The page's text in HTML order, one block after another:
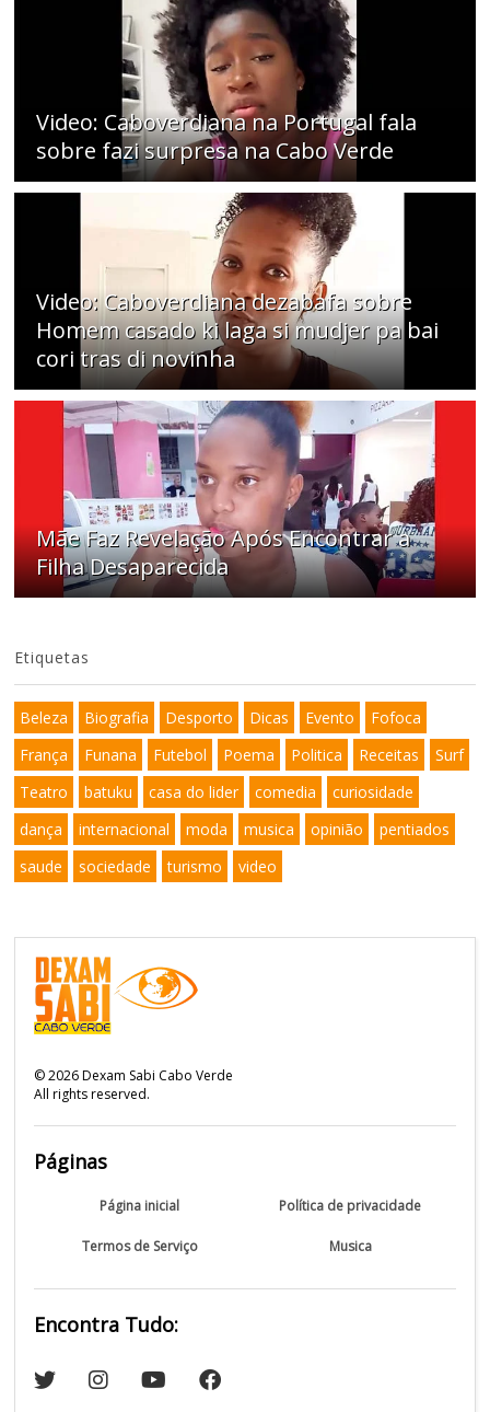
Video: Caboverdiana na Portugal fala
sobre fazi surpresa na Cabo Verde
Video: Caboverdiana dezabafa sobre
Homem casado ki laga si mudjer pa bai
cori tras di novinha
Mãe Faz Revelação Após Encontrar a
Filha Desaparecida
Etiquetas
Beleza Biografia Desporto Dicas Evento
Fofoca
França
Funana Futebol Poema Politica Receitas
Surf
Teatro
batuku casa do lider comedia
curiosidade
dança
internacional moda musica opinião
pentiados
saude
sociedade turismo video
©2026Dexam Sabi Cabo Verde
All rights reserved.
Páginas
Página inicial Política de privacidade
Termos de Serviço Musica
Encontra Tudo: